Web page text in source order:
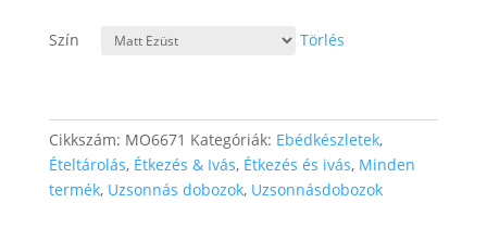
Szín Törlés
Cikkszám: MO6671 Kategóriák: Ebédkészletek,
Ételtárolás, Étkezés & Ivás, Étkezés és ivás, Minden
termék, Uzsonnás dobozok, Uzsonnásdobozok